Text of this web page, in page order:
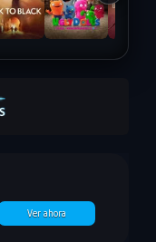
Ver ahora